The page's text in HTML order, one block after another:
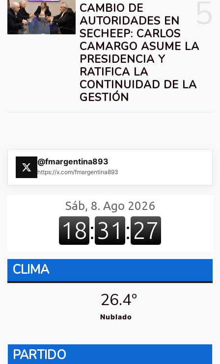
CAMBIO DE
AUTORIDADES EN
SECHEEP: CARLOS
CAMARGO ASUME LA
PRESIDENCIA Y
RATIFICA LA
CONTINUIDAD DE LA
GESTIÓN
@fmargentina893
https://x.com/fmargentina893
CLIMA
26.4º
Nublado
PARTIDO